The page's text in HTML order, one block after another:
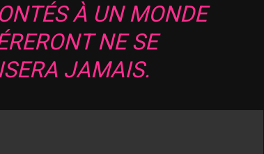
À UN MONDE
NE SE
JAMAIS.